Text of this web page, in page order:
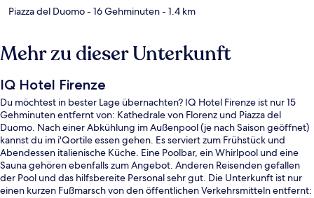
Piazza del Duomo- 16 Gehminuten- 1.4 km
Mehr zu dieser Unterkunft
IQ Hotel Firenze
Du möchtest in bester Lage übernachten? IQ Hotel Firenze ist nur 15
Gehminuten entfernt von: Kathedrale von Florenz und Piazza del
Duomo. Nach einer Abkühlung im Außenpool (je nach Saison geöffnet)
kannst du im i'Qortile essen gehen. Es serviert zum Frühstück und
Abendessen italienische Küche. Eine Poolbar, ein Whirlpool und eine
Sauna gehören ebenfalls zum Angebot. Anderen Reisenden gefallen
der Pool und das hilfsbereite Personal sehr gut. Die Unterkunft ist nur
einen kurzen Fußmarsch von den öffentlichen Verkehrsmitteln entfernt: